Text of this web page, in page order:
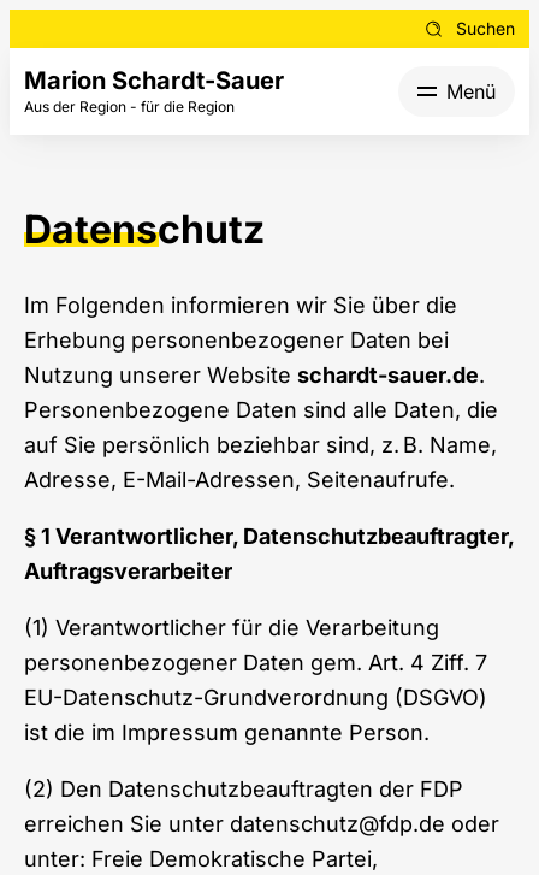
Suchen
Marion Schardt-Sauer
Aus der Region - für die Region
Menü
Datenschutz
Im Folgenden informieren wir Sie über die
Erhebung personenbezogener Daten bei
Nutzung unserer Website schardt-sauer.de.
Personenbezogene Daten sind alle Daten, die
auf Sie persönlich beziehbar sind, z. B. Name,
Adresse, E-Mail-Adressen, Seitenaufrufe.
§ 1 Verantwortlicher, Datenschutzbeauftragter,
Auftragsverarbeiter
(1) Verantwortlicher für die Verarbeitung
personenbezogener Daten gem. Art. 4 Ziff. 7
EU-Datenschutz-Grundverordnung (DSGVO)
ist die im Impressum genannte Person.
(2) Den Datenschutzbeauftragten der FDP
erreichen Sie unter datenschutz@fdp.de oder
unter: Freie Demokratische Partei,